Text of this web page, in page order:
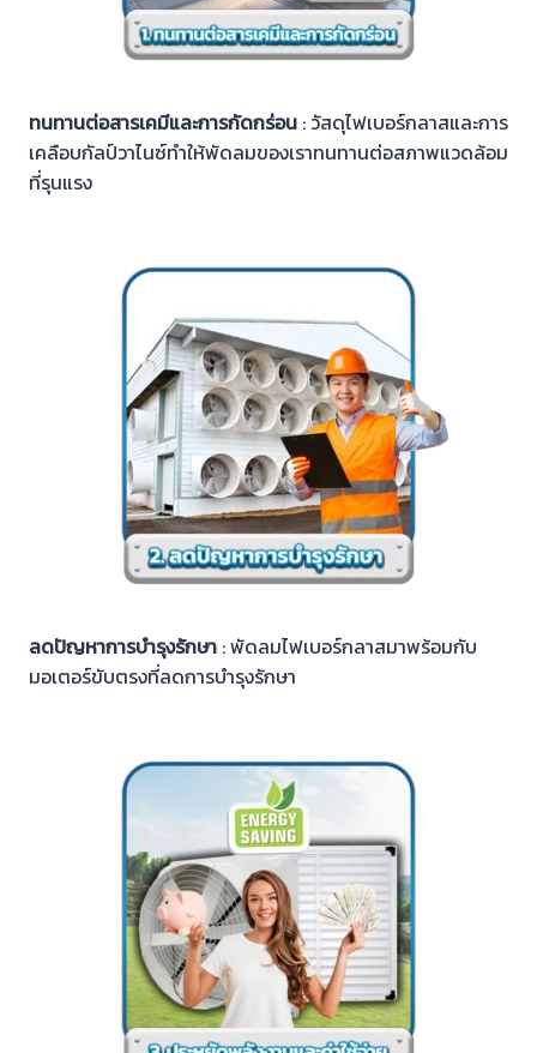
ทนทานต่อสารเคมีและการกัดกร่อน : วัสดุไฟเบอร์กลาสและการ
เคลือบกัลป์วาไนซ์ทำให้พัดลมของเราทนทานต่อสภาพแวดล้อม
ที่รุนแรง
ลดปัญหาการบำรุงรักษา : พัดลมไฟเบอร์กลาสมาพร้อมกับ
มอเตอร์ขับตรงที่ลดการบำรุงรักษา